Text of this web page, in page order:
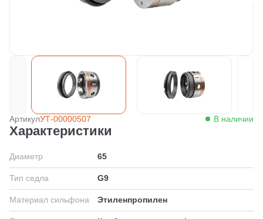
АртикулУТ-00000507 В наличии
Характеристики
Диаметр 65
Тип седла G9
Материал сильфона Этиленпропилен